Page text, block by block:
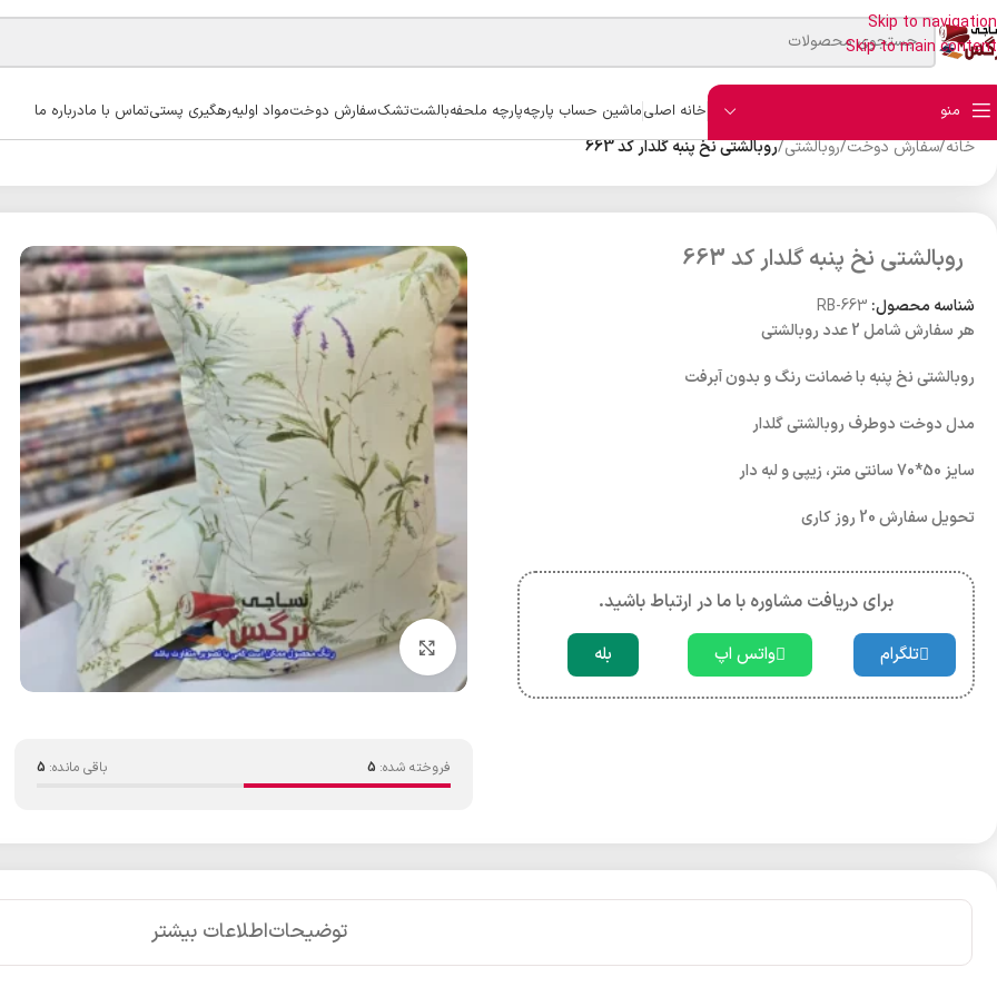
Skip to navigation
Skip to main content
منو خانه اصلیماشین حساب پارچهپارچه ملحفهبالشتتشکسفارش دوختمواد اولیهرهگیری پستیتماس با مادرباره ما
خانه/سفارش دوخت/روبالشتی/روبالشتی نخ پنبه گلدار کد 663
روبالشتی نخ پنبه گلدار کد 663
شناسه محصول: RB-663
هر سفارش شامل 2 عدد روبالشتی
روبالشتی نخ پنبه با ضمانت رنگ و بدون آبرفت
مدل دوخت دوطرف روبالشتی گلدار
سایز 50*70 سانتی متر، زیپی و لبه دار
تحویل سفارش 20 روز کاری
برای دریافت مشاوره با ما در ارتباط باشید.
تلگرام واتس اپ بله بزرگنمایی تصویر
فروخته شده: 5 باقی مانده: 5
توضیحاتاطلاعات بیشتر